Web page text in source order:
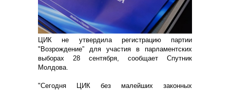
ЦИК не утвердила регистрацию партии
"Возрождение” для участия в парламентских
выборах 28 сентября, сообщает Спутник
Молдова.
"Сегодня ЦИК без малейших законных